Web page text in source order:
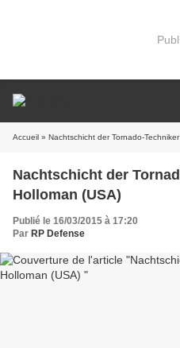
Accueil » Nachtschicht der Tornado-
Nachtschicht der
Holloman (USA)
Publié le 16/03/2015 à 17:20
Par RP Defense